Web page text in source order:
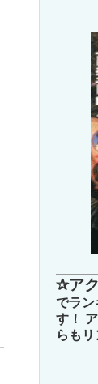
✰ア
でラ
す！
らもリ